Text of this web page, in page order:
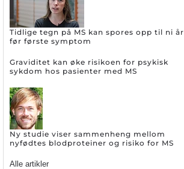
Tidlige tegn på MS kan spores opp til ni år
før første symptom
Graviditet kan øke risikoen for psykisk
sykdom hos pasienter med MS
Ny studie viser sammenheng mellom
nyfødtes blodproteiner og risiko for MS
Alle artikler